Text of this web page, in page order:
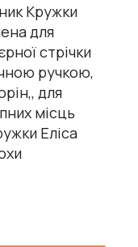
Кружки
для
стрічки
ручкою,
для
місць
Еліса